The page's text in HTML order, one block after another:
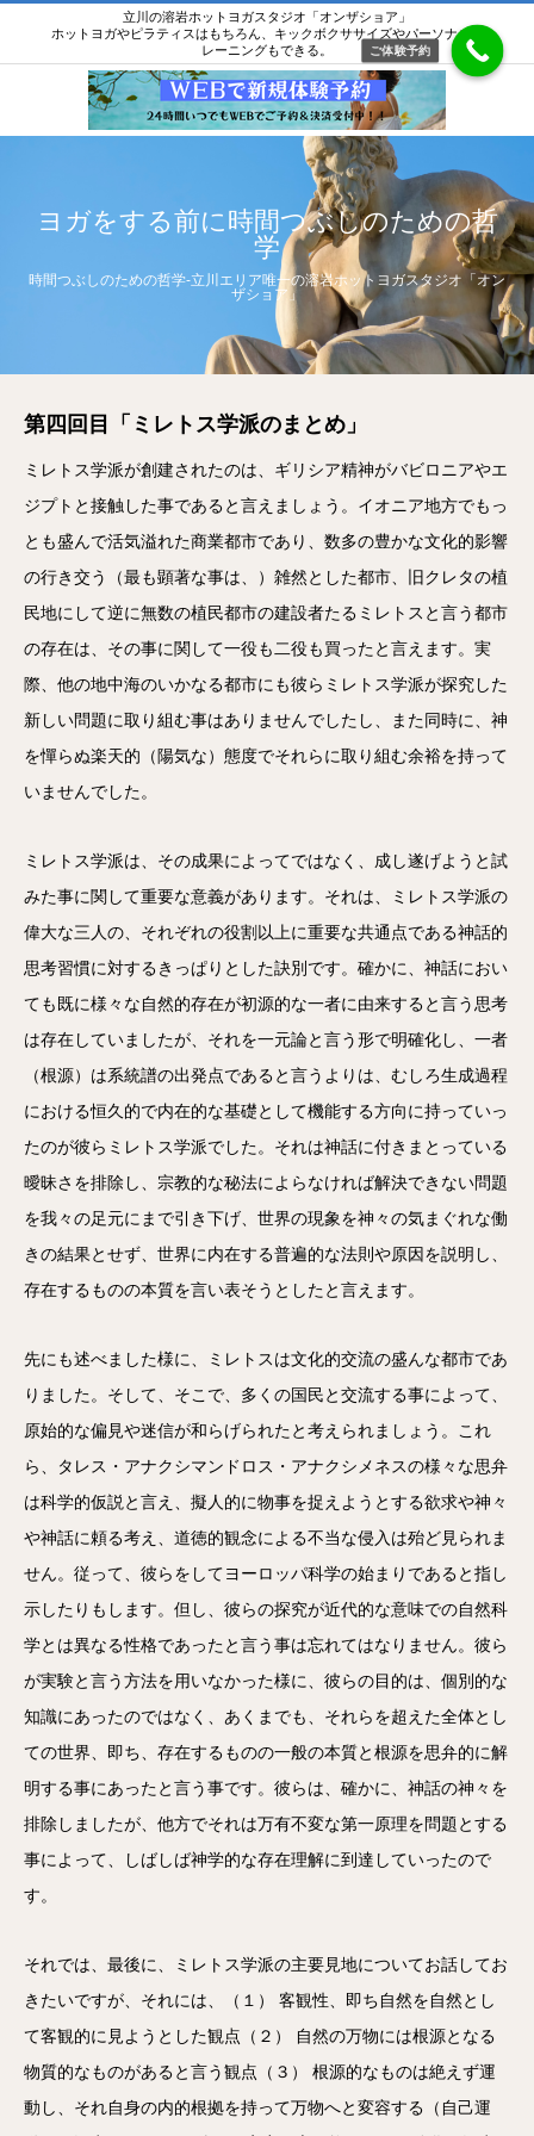
立川の溶岩ホットヨガスタジオ「オンザショア」
ホットヨガやピラティスはもちろん、キックボクササイズやパーソナルト
レーニングもできる。
ヨガをする前に時間つぶしのための哲
学
時間つぶしのための哲学-立川エリア唯一の溶岩ホットヨガスタジオ「オン
ザショア」
第四回目「ミレトス学派のまとめ」
ミレトス学派が創建されたのは、ギリシア精神がバビロニアやエ
ジプトと接触した事であると言えましょう。イオニア地方でもっ
とも盛んで活気溢れた商業都市であり、数多の豊かな文化的影響
の行き交う（最も顕著な事は、）雑然とした都市、旧クレタの植
民地にして逆に無数の植民都市の建設者たるミレトスと言う都市
の存在は、その事に関して一役も二役も買ったと言えます。実
際、他の地中海のいかなる都市にも彼らミレトス学派が探究した
新しい問題に取り組む事はありませんでしたし、また同時に、神
を憚らぬ楽天的（陽気な）態度でそれらに取り組む余裕を持って
いませんでした。
ミレトス学派は、その成果によってではなく、成し遂げようと試
みた事に関して重要な意義があります。それは、ミレトス学派の
偉大な三人の、それぞれの役割以上に重要な共通点である神話的
思考習慣に対するきっぱりとした訣別です。確かに、神話におい
ても既に様々な自然的存在が初源的な一者に由来すると言う思考
は存在していましたが、それを一元論と言う形で明確化し、一者
（根源）は系統譜の出発点であると言うよりは、むしろ生成過程
における恒久的で内在的な基礎として機能する方向に持っていっ
たのが彼らミレトス学派でした。それは神話に付きまとっている
曖昧さを排除し、宗教的な秘法によらなければ解決できない問題
を我々の足元にまで引き下げ、世界の現象を神々の気まぐれな働
きの結果とせず、世界に内在する普遍的な法則や原因を説明し、
存在するものの本質を言い表そうとしたと言えます。
先にも述べました様に、ミレトスは文化的交流の盛んな都市であ
りました。そして、そこで、多くの国民と交流する事によって、
原始的な偏見や迷信が和らげられたと考えられましょう。これ
ら、タレス・アナクシマンドロス・アナクシメネスの様々な思弁
は科学的仮説と言え、擬人的に物事を捉えようとする欲求や神々
や神話に頼る考え、道徳的観念による不当な侵入は殆ど見られま
せん。従って、彼らをしてヨーロッパ科学の始まりであると指し
示したりもします。但し、彼らの探究が近代的な意味での自然科
学とは異なる性格であったと言う事は忘れてはなりません。彼ら
が実験と言う方法を用いなかった様に、彼らの目的は、個別的な
知識にあったのではなく、あくまでも、それらを超えた全体とし
ての世界、即ち、存在するものの一般の本質と根源を思弁的に解
明する事にあったと言う事です。彼らは、確かに、神話の神々を
排除しましたが、他方でそれは万有不変な第一原理を問題とする
事によって、しばしば神学的な存在理解に到達していったので
す。
それでは、最後に、ミレトス学派の主要見地についてお話してお
きたいですが、それには、（１） 客観性、即ち自然を自然とし
て客観的に見ようとした観点（２） 自然の万物には根源となる
物質的なものがあると言う観点（３） 根源的なものは絶えず運
動し、それ自身の内的根拠を持って万物へと変容する（自己運
ご体験予約